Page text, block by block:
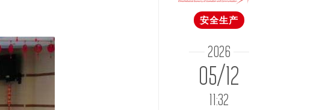
安全生产
2026
05/12
11:32